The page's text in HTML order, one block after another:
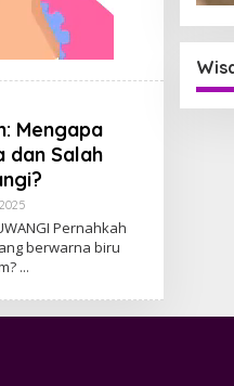
Mengapa
dan Salah
Y
A
D
N
Pernahkah
berwarna biru